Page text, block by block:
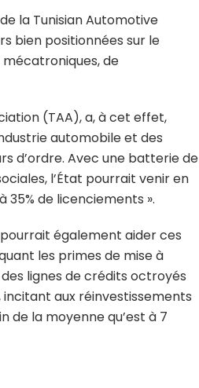
la Tunisian Automotive
bien positionnées sur le
de
(TAA), a, à cet effet,
automobile et des
d’ordre. Avec une batterie de
l’État pourrait venir en
35% de licenciements ».
pourrait également aider ces
les primes de mise à
lignes de crédits octroyés
aux réinvestissements
de la moyenne qu’est à 7